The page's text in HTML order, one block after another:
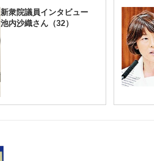
新衆院議員インタビュー
池内沙織さん（32）